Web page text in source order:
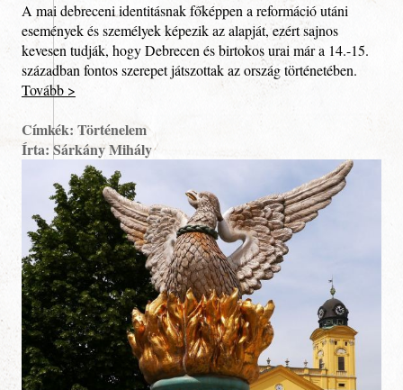
A mai debreceni identitásnak főképpen a reformáció utáni
események és személyek képezik az alapját, ezért sajnos
kevesen tudják, hogy Debrecen és birtokos urai már a 14.-15.
században fontos szerepet játszottak az ország történetében.
Tovább >
Címkék: Történelem
Írta: Sárkány Mihály